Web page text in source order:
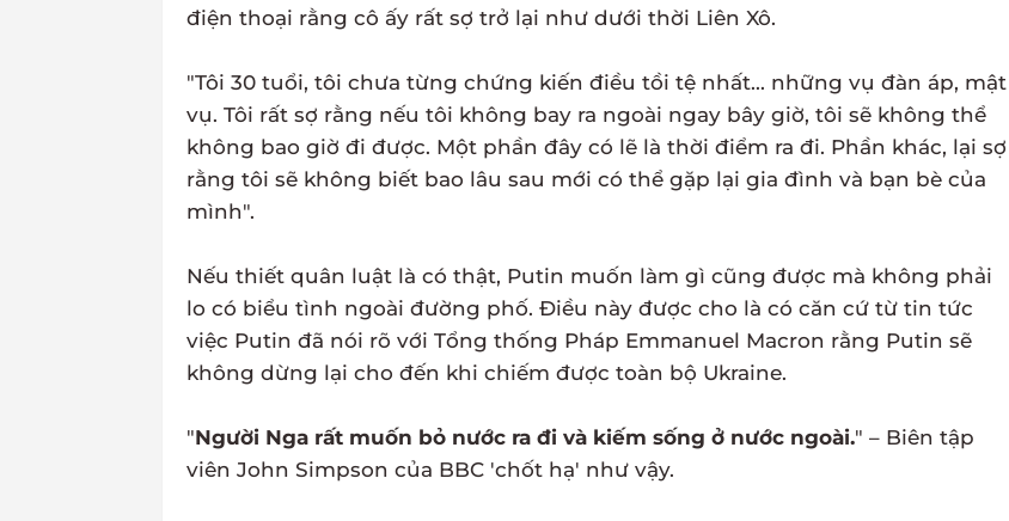
điện thoại rằng cô ấy rất sợ trở lại như dưới thời Liên Xô.
"Tôi 30 tuổi, tôi chưa từng chứng kiến ​​điều tồi tệ nhất... những vụ đàn áp, mật
vụ. Tôi rất sợ rằng nếu tôi không bay ra ngoài ngay bây giờ, tôi sẽ không thể
không bao giờ đi được. Một phần đây có lẽ là thời điểm ra đi. Phần khác, lại sợ
rằng tôi sẽ không biết bao lâu sau mới có thể gặp lại gia đình và bạn bè của
mình".
Nếu thiết quân luật là có thật, Putin muốn làm gì cũng được mà không phải
lo có biểu tình ngoài đường phố. Điều này được cho là có căn cứ từ tin tức
việc Putin đã nói rõ với Tổng thống Pháp Emmanuel Macron rằng Putin sẽ
không dừng lại cho đến khi chiếm được toàn bộ Ukraine.
"Người Nga rất muốn bỏ nước ra đi và kiếm sống ở nước ngoài." – Biên tập
viên John Simpson của BBC 'chốt hạ' như vậy.